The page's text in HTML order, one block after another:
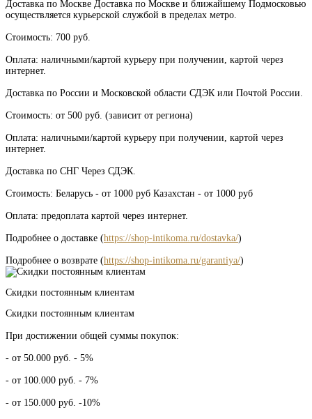
Доставка по Москве Доставка по Москве и ближайшему Подмосковью
осуществляется курьерской службой в пределах метро.
Стоимость: 700 руб.
Оплата: наличными/картой курьеру при получении, картой через
интернет.
Доставка по России и Московской области СДЭК или Почтой России.
Стоимость: от 500 руб. (зависит от региона)
Оплата: наличными/картой курьеру при получении, картой через
интернет.
Доставка по СНГ Через СДЭК.
Стоимость: Беларусь - от 1000 руб Казахстан - от 1000 руб
Оплата: предоплата картой через интернет.
Подробнее о доставке (https://shop-intikoma.ru/dostavka/)
Подробнее о возврате (https://shop-intikoma.ru/garantiya/)
Скидки постоянным клиентам
Скидки постоянным клиентам
При достижении общей суммы покупок:
- от 50.000 руб. - 5%
- от 100.000 руб. - 7%
- от 150.000 руб. -10%